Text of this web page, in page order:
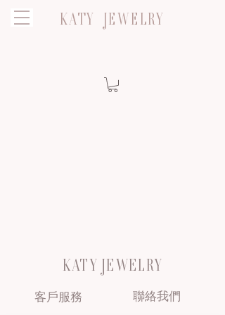
KATY JEWELRY
KATY JEWELRY
客戶服務 聯絡我們